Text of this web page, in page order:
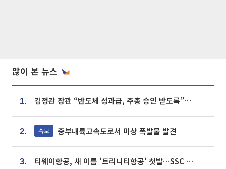
많이 본 뉴스
1. 김정관 장관 “반도체 성과급, 주총 승인 받도록”…상법·자본시장법 개정 시사
2. 속보 중부내륙고속도로서 미상 폭발물 발견
3. 티웨이항공, 새 이름 '트리니티항공' 첫발…SSC 전략 본격화